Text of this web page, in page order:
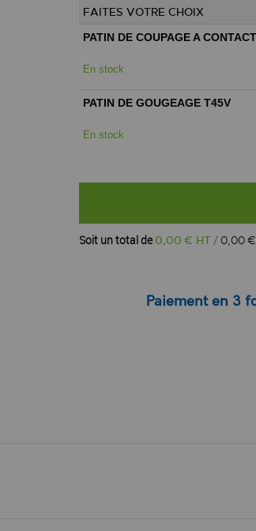
FAITES VOTRE CHOIX
PATIN DE COUPAGE A
En stock
PATIN DE GOUGEAGE T45V
En stock
Soit un total de0,00 € HT 0,00
Paiement en 3